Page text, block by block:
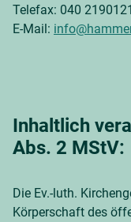
Telefax: 040
E-Mail:
Inhaltlich
Abs. 2 MStV:
Die Ev.-luth.
Körperschaft des